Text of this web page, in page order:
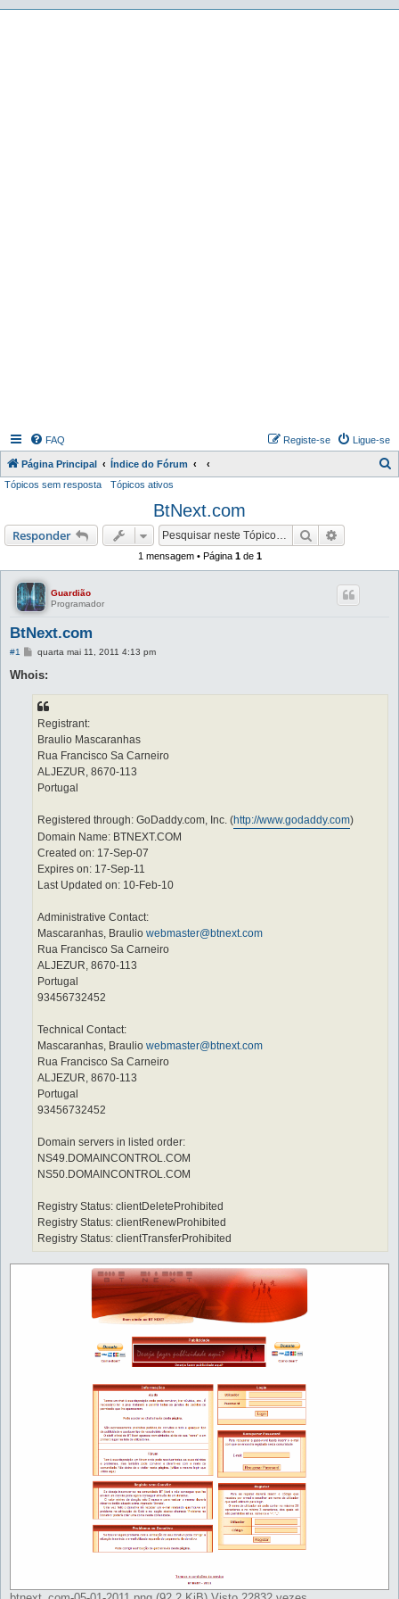
FAQ Ligue-se
Registe-se
Página Principal Índice do Fórum
i
Tópicos sem resposta Tópicos ativos
BtNext.com
Responder Pesquisar
1 mensagem • Página 1de 1
Guardião
Programador
BtNext.com
#1
M
n
a
g
m
quarta mai 11, 2011 4:13 pm
Whois:
Registrant:
Braulio Mascaranhas
Rua Francisco Sa Carneiro
ALJEZUR, 8670-113
Portugal
Registered through: GoDaddy.com, Inc. (http://www.godaddy.com)
Domain Name: BTNEXT.COM
Created on: 17-Sep-07
Expires on: 17-Sep-11
Last Updated on: 10-Feb-10
Administrative Contact:
Mascaranhas, Braulio webmaster@btnext.com
Rua Francisco Sa Carneiro
ALJEZUR, 8670-113
Portugal
93456732452
Technical Contact:
Mascaranhas, Braulio webmaster@btnext.com
Rua Francisco Sa Carneiro
ALJEZUR, 8670-113
Portugal
93456732452
Domain servers in listed order:
NS49.DOMAINCONTROL.COM
NS50.DOMAINCONTROL.COM
Registry Status: clientDeleteProhibited
Registry Status: clientRenewProhibited
Registry Status: clientTransferProhibited